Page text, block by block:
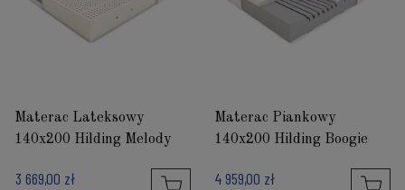
Materac Lateksowy
140x200 Hilding Melody
3 669,00 zł
Materac Piankowy
140x200 Hilding Boogie
4 959,00 zł